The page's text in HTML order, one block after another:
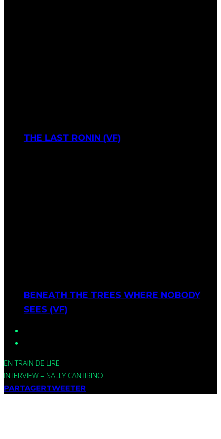
THE LAST RONIN (VF)
BENEATH THE TREES WHERE NOBODY
SEES (VF)
EN TRAIN DE LIRE
INTERVIEW – SALLY CANTIRINO
PARTAGERTWEETER